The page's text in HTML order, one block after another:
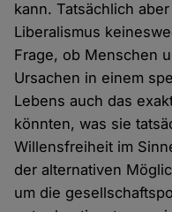
kann. Tatsächlich
Liberalismus
Frage, ob Menschen
Ursachen in einem
Lebens auch das
könnten, was sie
Willensfreiheit im
der alternativen
um die